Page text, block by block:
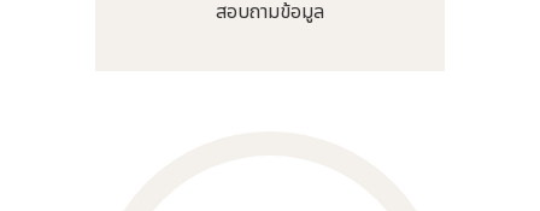
สอบถามข้อมูล